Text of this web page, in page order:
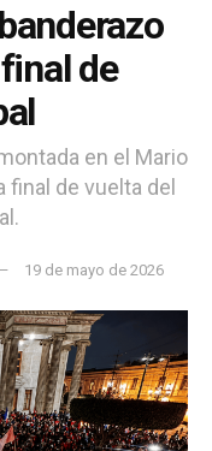
de
en el Mario
de vuelta del
19 de mayo de 2026